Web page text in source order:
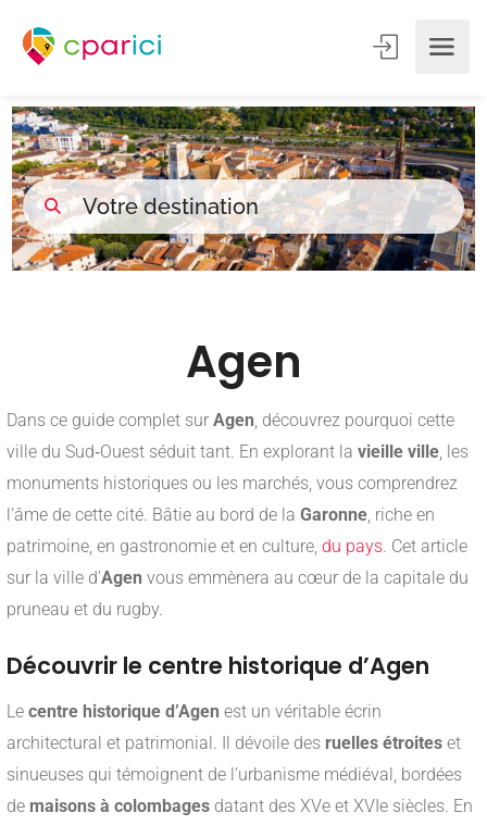
Agen
Dans ce guide complet sur Agen , découvrez pourquoi cette
ville du Sud‑Ouest séduit tant. En explorant la vieille ville , les
monuments historiques ou les marchés, vous comprendrez
l’âme de cette cité. Bâtie au bord de la Garonne , riche en
patrimoine, en gastronomie et en culture, du pays . Cet article
sur la ville d’Agen vous emmènera au cœur de la capitale du
pruneau et du rugby.
Découvrir le centre historique d’Agen
Le centre historique d’Agen est un véritable écrin
architectural et patrimonial. Il dévoile des ruelles étroites et
sinueuses qui témoignent de l’urbanisme médiéval, bordées
de maisons à colombages datant des XVe et XVIe siècles. En